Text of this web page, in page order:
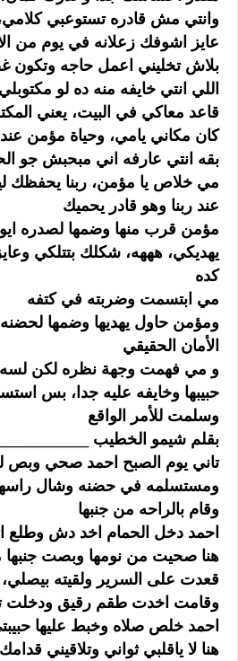
وانتي مش قادره تستوعبي
عايز اشوفك زعلانه في يوم من
بلاش تخليني اعمل حاجه وتكون
اللي انتي خايفه منه ده لو
قاعد معاكي في البيت، يعني
كان مكاني يامي، وحياة مؤمن
بقه انتي عارفه اني مبحبش جو
مي خلاص يا مؤمن، ربنا يحفظك
عند ربنا وهو قادر يحميك
مؤمن قرب منها وضمها لصدره ايوه
يهديكي، هههه، شكلك بتتلكي
كده
مي ابتسمت وضربته في كتفه
ومؤمن حاول يهديها وضمها
الأمان الحقيقي
و مي فهمت وجهة نظره لكن لسه
حبيبها وخايفه عليه جدا، بس
وسلمت للأمر الواقع
بقلم شيمو الخطيب
تاني يوم الصبح احمد صحي وبص
ومستسلمه في حضنه وشال راسها
وقام بالراحه من جنبها
احمد دخل الحمام اخد دش وطلع
هنا صحيت من نومها وبصت
قعدت على السرير ولقيته
وقامت اخدت طقم رقيق ودخلت
احمد خلص صلاه وخبط عليها
هنا لا ياقلبي ثواني وتلاقيني قدامك